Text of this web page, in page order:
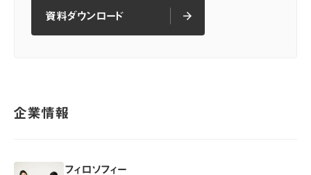
資料ダウンロード
資料ダウンロード arrow_forward
企業情報
フィロソフィー